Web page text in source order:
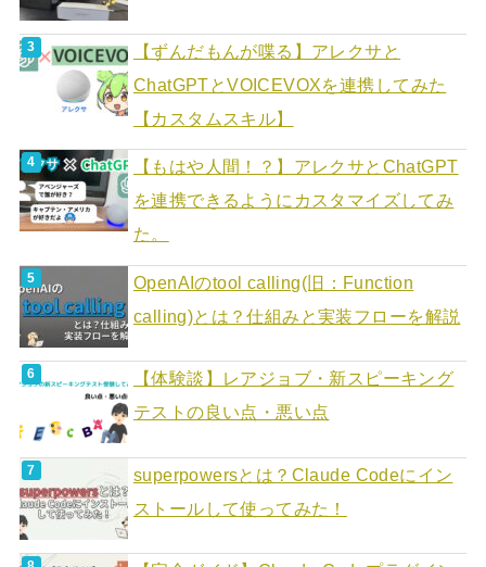
【ずんだもんが喋る】アレクサと
ChatGPTとVOICEVOXを連携してみた
【カスタムスキル】
【もはや人間！？】アレクサとChatGPT
を連携できるようにカスタマイズしてみ
た。
OpenAIのtool calling(旧：Function
calling)とは？仕組みと実装フローを解説
【体験談】レアジョブ・新スピーキング
テストの良い点・悪い点
superpowersとは？Claude Codeにイン
ストールして使ってみた！